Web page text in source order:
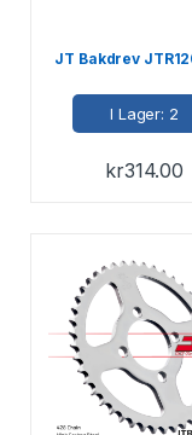
JT Bakdrev
I Lager: 2
kr314.00